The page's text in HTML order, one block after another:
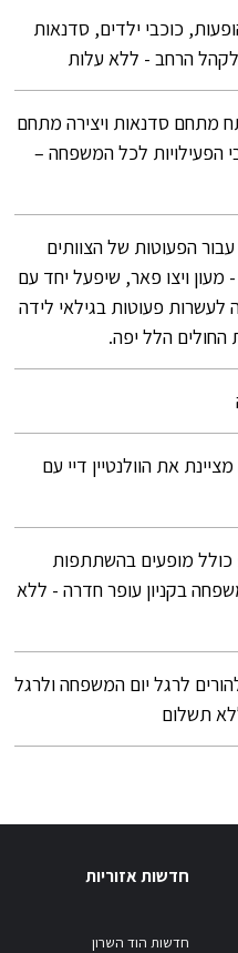
כוכבי ילדים, סדנאות
הרחב - ללא עלות
מתחם סדנאות ויצירה מתחם
הפעילויות לכל המשפחה –
נוסף עבור הפעוטות של הצוותים
מעון ויצו פאר, שיפעל יחד עם
לעשרות פעוטות בגילאי לידה
את הוולנטיין דיי עם
כולל מופעים בהשתתפות
בקניון עופר חדרה - ללא
לרגל יום המשפחה ולרגל
תשלום
חדשות אזוריות
חדשות הוד השרון